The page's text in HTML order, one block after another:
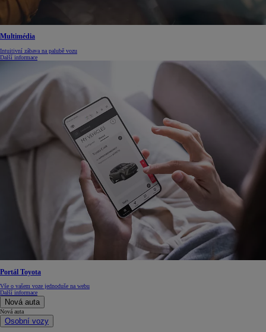
Multimédia
Intuitivní zábava na palubě vozu
Další informace
Portál Toyota
Vše o vašem voze jednoduše na webu
Další informace
Nová auta
Nová auta
Osobní vozy